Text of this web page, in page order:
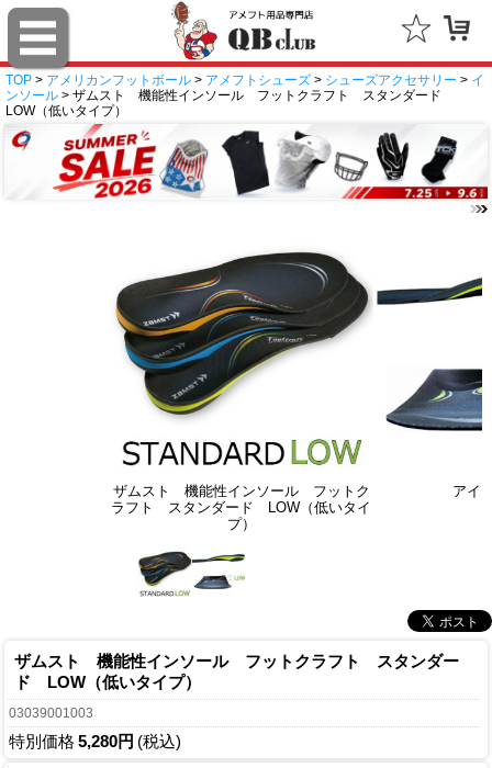
TOP > アメリカンフットボール > アメフトシューズ > シューズアクセサリー > イ
ンソール > ザムスト 機能性インソール フットクラフト スタンダード
LOW（低いタイプ）
ザムスト 機能性インソール フットク
ラフト スタンダード LOW（低いタイ
プ）
アイ
ザムスト 機能性インソール フットクラフト スタンダー
ド LOW（低いタイプ）
03039001003
特別価格 5,280円 (税込)